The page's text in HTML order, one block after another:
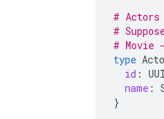
# Actors
#
# Movie
type
id :
name :
}